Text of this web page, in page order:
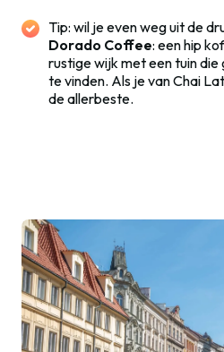
Tip: wil je even weg uit de
Dorado Coffee: een hip
rustige wijk met een tuin
te vinden. Als je van Chai
de allerbeste.